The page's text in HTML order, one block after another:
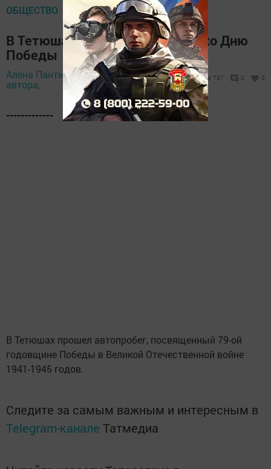
ОБЩЕСТВО
В Тетюшах прошел автопробег ко Дню
Победы
Алена Пантюхина, фото
автора,
8 мая 2024 -
11:05
737 0 0
-------------
В Тетюшах прошел автопробег, посвященный 79-ой
годовщине Победы в Великой Отечественной войне
1941-1945 годов.
Следите за самым важным и интересным в
Telegram-канале Татмедиа